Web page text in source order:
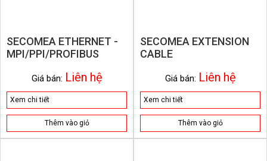
SECOMEA ETHERNET -
MPI/PPI/PROFIBUS
Giá bán: Liên hệ
Xem chi tiết
Thêm vào giỏ
SECOMEA EXTENSION
CABLE
Giá bán: Liên hệ
Xem chi tiết
Thêm vào giỏ